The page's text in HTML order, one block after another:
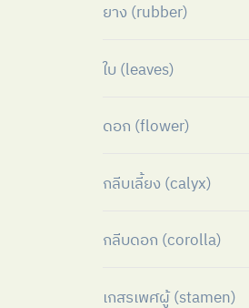
ยาง (rubber)
ใบ (leaves)
ดอก (flower)
กลีบเลี้ยง (calyx)
กลีบดอก (corolla)
เกสรเพศผู้ (stamen)